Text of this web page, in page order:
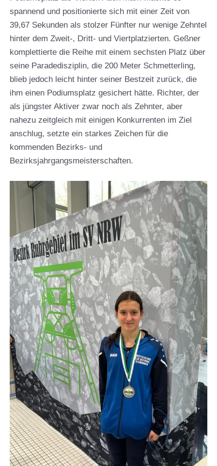
spannend und positionierte sich mit einer Zeit von
39,67 Sekunden als stolzer Fünfter nur wenige Zehntel
hinter dem Zweit-, Dritt- und Viertplatzierten. Geßner
komplettierte die Reihe mit einem sechsten Platz über
seine Paradedisziplin, die 200 Meter Schmetterling,
blieb jedoch leicht hinter seiner Bestzeit zurück, die
ihm einen Podiumsplatz gesichert hätte. Richter, der
als jüngster Aktiver zwar noch als Zehnter, aber
nahezu zeitgleich mit einigen Konkurrenten im Ziel
anschlug, setzte ein starkes Zeichen für die
kommenden Bezirks- und
Bezirksjahrgangsmeisterschaften.